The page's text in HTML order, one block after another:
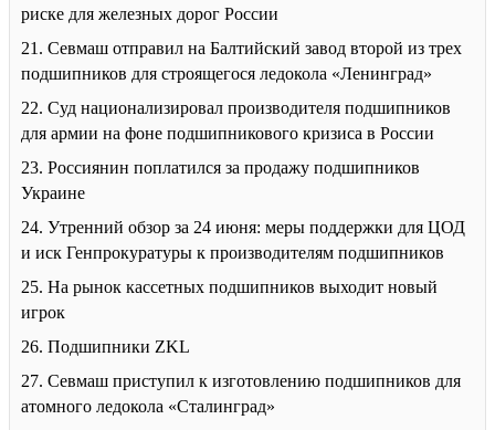
риске для железных дорог России
21. Севмаш отправил на Балтийский завод второй из трех
подшипников для строящегося ледокола «Ленинград»
22. Суд национализировал производителя подшипников
для армии на фоне подшипникового кризиса в России
23. Россиянин поплатился за продажу подшипников
Украине
24. Утренний обзор за 24 июня: меры поддержки для ЦОД
и иск Генпрокуратуры к производителям подшипников
25. На рынок кассетных подшипников выходит новый
игрок
26. Подшипники ZKL
27. Севмаш приступил к изготовлению подшипников для
атомного ледокола «Сталинград»